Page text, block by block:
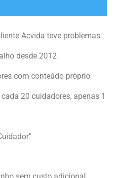
Acvida teve problemas
desde 2012
com conteúdo próprio
20 cuidadores, apenas 1